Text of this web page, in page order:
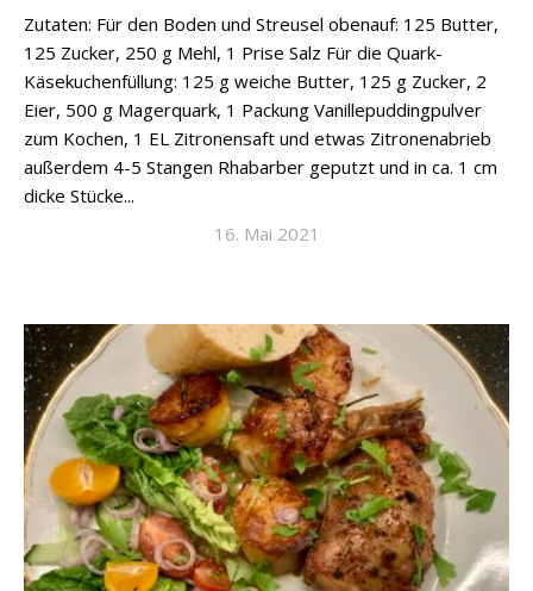
Zutaten: Für den Boden und Streusel obenauf: 125 Butter,
125 Zucker, 250 g Mehl, 1 Prise Salz Für die Quark-
Käsekuchenfüllung: 125 g weiche Butter, 125 g Zucker, 2
Eier, 500 g Magerquark, 1 Packung Vanillepuddingpulver
zum Kochen, 1 EL Zitronensaft und etwas Zitronenabrieb
außerdem 4-5 Stangen Rhabarber geputzt und in ca. 1 cm
dicke Stücke...
16. Mai 2021